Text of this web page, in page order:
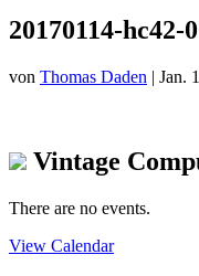
20170114-hc42-
von Thomas Daden | Jan.
Vintage
There are no events.
View Calendar